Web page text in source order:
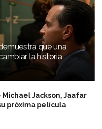
que una
la historia
Jackson, Jaafar
próxima película